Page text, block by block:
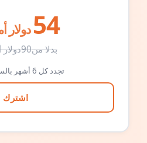
54 دولار
بدلا من90
تجدد كل 6 أشهر بالسعر الأصلي
اشترك